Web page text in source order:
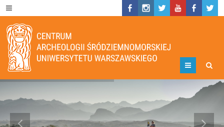
Menu